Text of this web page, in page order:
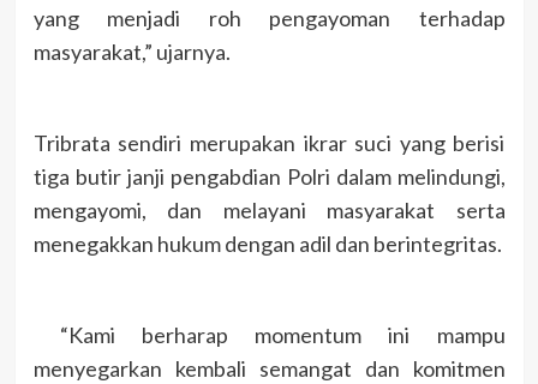
yang menjadi roh pengayoman terhadap
masyarakat,” ujarnya.
Tribrata sendiri merupakan ikrar suci yang berisi
tiga butir janji pengabdian Polri dalam melindungi,
mengayomi, dan melayani masyarakat serta
menegakkan hukum dengan adil dan berintegritas.
“Kami berharap momentum ini mampu
menyegarkan kembali semangat dan komitmen